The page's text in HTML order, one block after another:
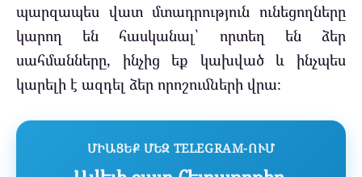
պարզապես վատ մտադրություն ունեցողները
կարող են հասկանալ՝ որտեղ են ձեր
սահմանները, ինչից եք կախված և ինչպես
կարելի է ազդել ձեր որոշումների վրա։
ՄԻԱՑԵՔ ՄԵԶ TELEGRAM-ՈՒՄ